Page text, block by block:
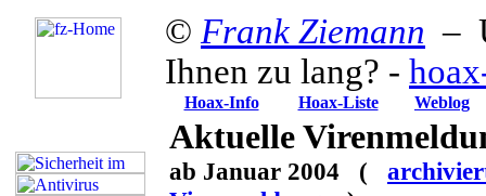
© Frank Ziemann –
Ihnen zu lang? -
Hoax-Info Hoax-Liste Weblog
Aktuelle
ab Januar 2004 (